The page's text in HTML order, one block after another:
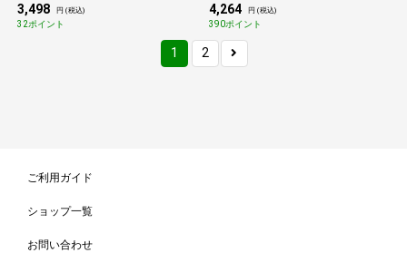
3,498 円 (税込)
32ポイント
4,264 円 (税込)
390ポイント
1 2
ご利用ガイド
ショップ一覧
お問い合わせ